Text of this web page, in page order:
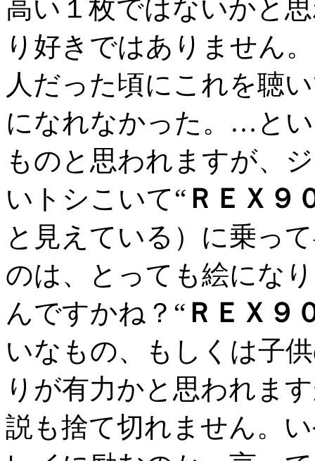
高い１枚ではないかと
り好きではありません
人だった頃にこれを聴
になれなかった。…と
ものと思われますが、
いトシこいて“ ＲＥＸ９
と見えている）に乗っ
のは、とっても絵にな
んですかね？“ ＲＥＸ９
いなもの、もしくは子
りが有力かと思われま
説も捨て切れません。